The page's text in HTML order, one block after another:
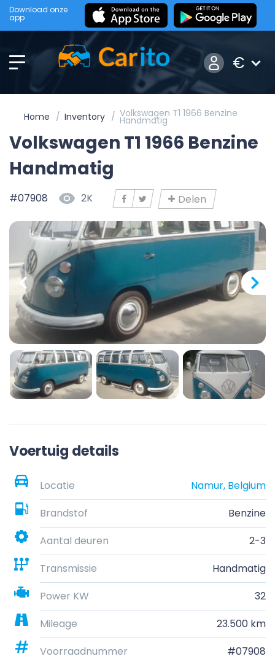
Download onze
app
€
Home Inventory Volkswagen T1 1966 Benzine
Handmatig
Volkswagen T1 1966 Benzine
Handmatig
#07908 2K Delen
Voertuig details
Locatie
Namur, Belgium
Brandstof
Benzine
Aantal deuren
2-3
Transmissie
Handmatig
Power KW
32
Mileage
23.500 km
Voorraadnummer
#07908